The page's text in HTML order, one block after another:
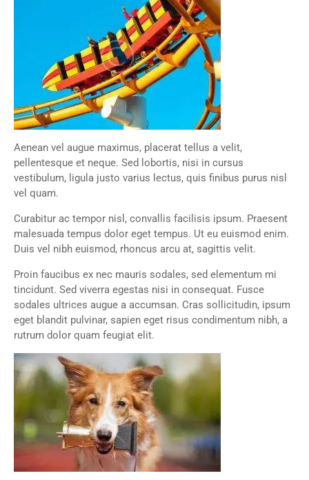
Aenean vel augue maximus, placerat tellus a velit,
pellentesque et neque. Sed lobortis, nisi in cursus
vestibulum, ligula justo varius lectus, quis finibus purus nisl
vel quam.
Curabitur ac tempor nisl, convallis facilisis ipsum. Praesent
malesuada tempus dolor eget tempus. Ut eu euismod enim.
Duis vel nibh euismod, rhoncus arcu at, sagittis velit.
Proin faucibus ex nec mauris sodales, sed elementum mi
tincidunt. Sed viverra egestas nisi in consequat. Fusce
sodales ultrices augue a accumsan. Cras sollicitudin, ipsum
eget blandit pulvinar, sapien eget risus condimentum nibh, a
rutrum dolor quam feugiat elit.